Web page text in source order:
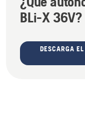
BLi-X 36V?
DESCARGA